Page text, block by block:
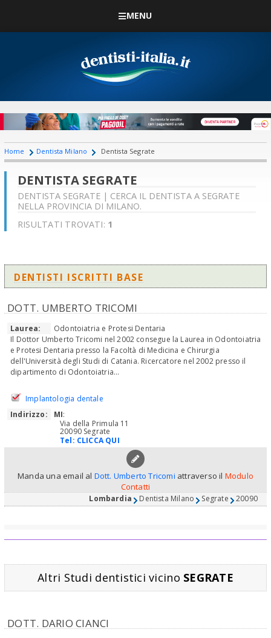
MENU
Home Dentista Milano Dentista Segrate
DENTISTA SEGRATE
DENTISTA SEGRATE | CERCA IL DENTISTA A SEGRATE
NELLA PROVINCIA DI MILANO.
RISULTATI TROVATI: 1
DENTISTI ISCRITTI BASE
DOTT. UMBERTO TRICOMI
Laurea:
Odontoiatria e Protesi Dentaria
Il Dottor Umberto Tricomi nel 2002 consegue la Laurea in Odontoiatria
e Protesi Dentaria presso la Facoltà di Medicina e Chirurgia
dell'Università degli Studi di Catania. Ricercatore nel 2002 presso il
dipartimento di Odontoiatria...
Implantologia dentale
Indirizzo:
MI:
Via della Primula 11
20090 Segrate
Tel: CLICCA QUI
Manda una email al Dott. Umberto Tricomi attraverso il Modulo
Contatti
Lombardia Dentista Milano Segrate 20090
Altri Studi dentistici vicino SEGRATE
DOTT. DARIO CIANCI